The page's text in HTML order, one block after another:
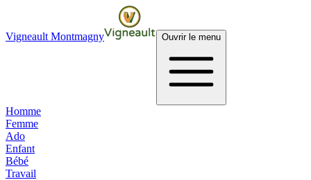
Vigneault Montmagny Ouvrir le menu
Homme
Femme
Ado
Enfant
Bébé
Travail